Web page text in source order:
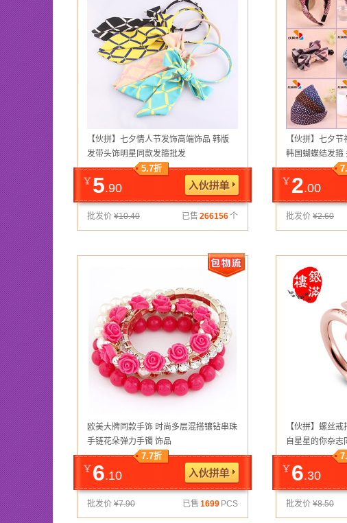
【伙拼】七夕情人节发饰高端饰品 韩版
发带头饰明星同款发箍批发
批发价 ¥10.40 已售 266156个
5.90
5.7折
【伙拼】七夕
韩国蝴蝶结发箍
批发价 ¥2.60
2.00
欧美大牌同款手饰 时尚多层混搭镶钻串珠
手链花朵弹力手镯 饰品
批发价 ¥7.90 已售 1699 PCS
6.10
7.7折
【伙拼】螺丝
自星星的你杂志
批发价 ¥8.50
6.30